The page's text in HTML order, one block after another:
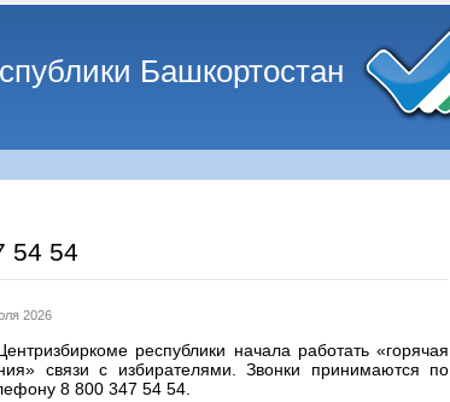
Башкортостан
54 54
2026
республики начала работать «горячая
связи с избирателями. Звонки принимаются по
8 800 347 54 54.